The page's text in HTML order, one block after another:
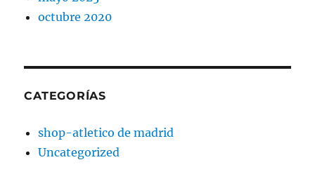
octubre 2020
CATEGORÍAS
shop-atletico de madrid
Uncategorized